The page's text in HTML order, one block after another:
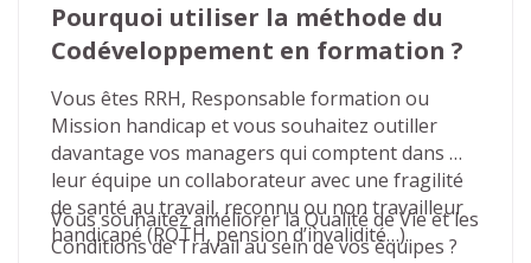
Pourquoi utiliser la méthode du
Codéveloppement en formation ?
Vous êtes RRH, Responsable formation ou
Mission handicap et vous souhaitez outiller
davantage vos managers qui comptent dans
leur équipe un collaborateur avec une fragilité
de santé au travail, reconnu ou non travailleur
handicapé (RQTH, pension d’invalidité…).
Vous souhaitez améliorer la Qualité de Vie et les
Conditions de Travail au sein de vos équipes ?